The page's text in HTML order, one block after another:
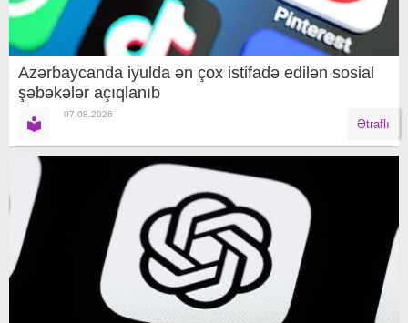
Azərbaycanda iyulda ən çox istifadə edilən sosial
şəbəkələr açıqlanıb
07.08.2026
Ətraflı